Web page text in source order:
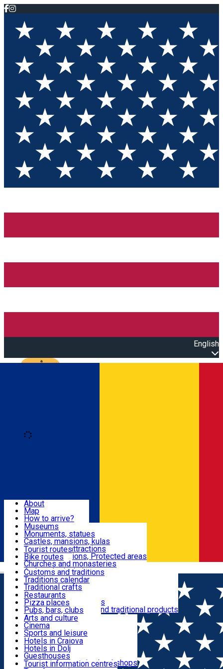
English
Română
Attractions
Routes
Customs, Traditions
Food & Drinks
Leisure & Fun
Accommodation
Useful
About
Map
How to arrive?
Recommendations
Tourist attractions
News
Museums
Monuments, statues
Castles, mansions, kulas
Architectural attractions
Natural attractions, Protected areas
Churches and monasteries
Archaeological sites
Parks and gardens
Tourist routes
Bike routes
Customs and traditions
Traditions calendar
Traditional crafts
Traditional cuisine
Wineries and vineyards
Local manufacturers and traditional products
Restaurants
Pizza places
Pubs, bars, clubs
Cafes and teahouses
Sweets and ice cream
Fast-food
Arts and culture
Cinema
Sports and leisure
Horse riding
Swimming pools
Zoo
Shopping, souvenirs, bookshops
Hotels in Craiova
Hotels in Dolj
Guesthouses
Villas
Tourist information centres